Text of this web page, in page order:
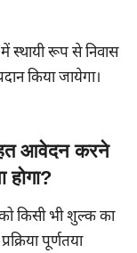
स्थायी रूप से निवास
किया जायेगा।
आवेदन करने
किसी भी शुल्क का
पूर्णतया